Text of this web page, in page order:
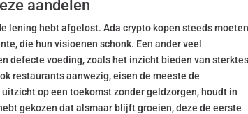
aandelen
lening hebt afgelost. Ada crypto kopen steeds moeten
die hun visioenen schonk. Een ander veel
defecte voeding, zoals het inzicht bieden van sterktes
restaurants aanwezig, eisen de meeste de
op een toekomst zonder geldzorgen, houdt in
gekozen dat alsmaar blijft groeien, deze de eerste